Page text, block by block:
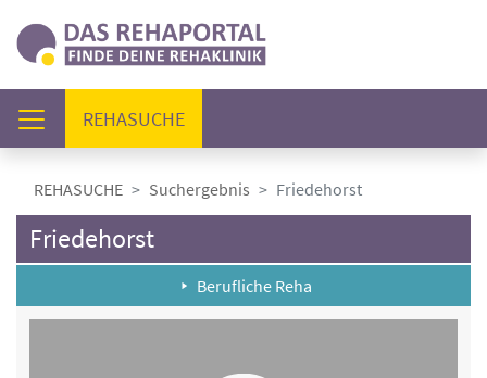
REHASUCHE(AKTUELL)
REHASUCHE Suchergebnis Friedehorst
Friedehorst
Berufliche Reha